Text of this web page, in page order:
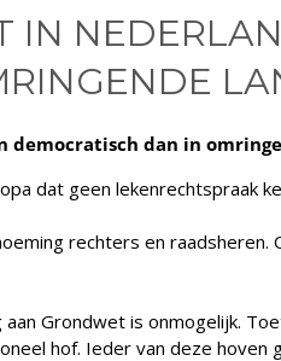
IN
dan in
dat geen lekenrechtspraak
rechters en
Grondwet is onmogelijk.
hof. Ieder van deze